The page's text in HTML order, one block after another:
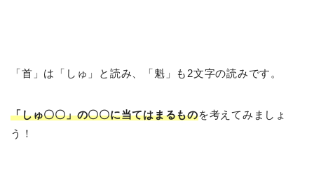
「首」は「しゅ」と読み、「魁」も2文字の読みです。
「しゅ〇〇」の〇〇に当てはまるものを考えてみましょ
う！